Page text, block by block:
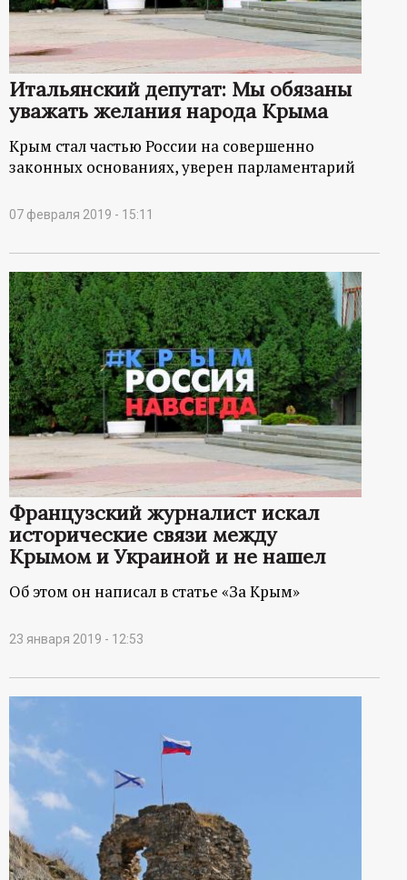
Итальянский депутат: Мы обязаны
уважать желания народа Крыма
Крым стал частью России на совершенно
законных основаниях, уверен парламентарий
07 февраля 2019 - 15:11
Французский журналист искал
исторические связи между
Крымом и Украиной и не нашел
Об этом он написал в статье «За Крым»
23 января 2019 - 12:53